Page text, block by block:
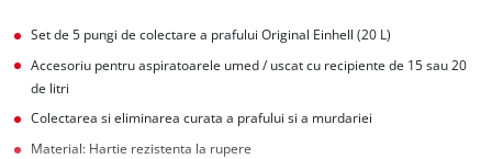
Set de 5 pungi de colectare a prafului Original Einhell (20 L)
Accesoriu pentru aspiratoarele umed / uscat cu recipiente de 15 sau 20
de litri
Colectarea si eliminarea curata a prafului si a murdariei
Material: Hartie rezistenta la rupere